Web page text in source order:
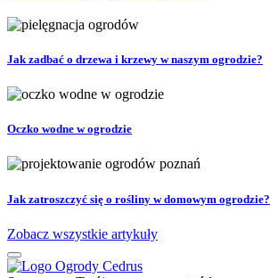
Jak zadbać o drzewa i krzewy w naszym ogrodzie?
Oczko wodne w ogrodzie
Jak zatroszczyć się o rośliny w domowym ogrodzie?
Zobacz wszystkie artykuły